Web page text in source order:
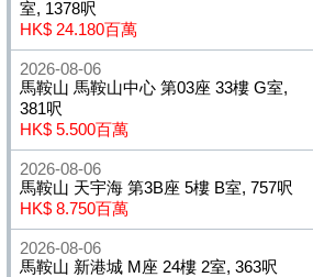
室, 1378呎
HK$ 24.180百萬
2026-08-06
馬鞍山 馬鞍山中心 第03座 33樓 G室,
381呎
HK$ 5.500百萬
2026-08-06
馬鞍山 天宇海 第3B座 5樓 B室, 757呎
HK$ 8.750百萬
2026-08-06
馬鞍山 新港城 M座 24樓 2室, 363呎